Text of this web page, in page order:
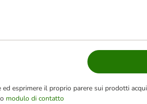
esprimere il proprio parere sui prodotti
modulo di contatto